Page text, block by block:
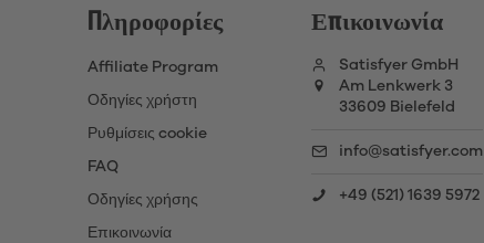
Πληροφορίες
Affiliate Program
Οδηγίες χρήστη
Ρυθμίσεις cookie
FAQ
Οδηγίες χρήσης
Επικοινωνία
Επικοινωνία
Satisfyer GmbH
Am Lenkwerk 3
33609 Bielefeld
info@satisfyer.com
+49 (521) 1639 5972